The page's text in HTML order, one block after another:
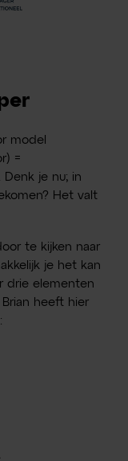
model
=
Denk je nu; in
Het valt
te kijken naar
je het kan
drie elementen
heeft hier